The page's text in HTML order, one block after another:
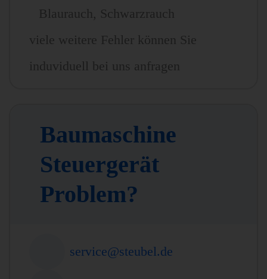
Blaurauch, Schwarzrauch
viele weitere Fehler können Sie
induviduell bei uns anfragen
Baumaschine
Steuergerät
Problem?
service@steubel.de